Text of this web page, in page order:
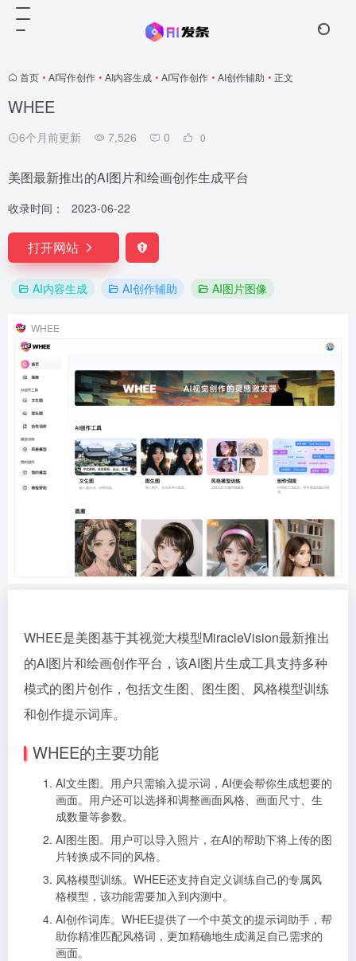
首页 • AI写作创作 • AI内容生成 • AI写作创作 • AI创作辅助 • 正文
WHEE
6个月前更新 7,526 0 0
美图最新推出的AI图片和绘画创作生成平台
收录时间： 2023-06-22
打开网站
AI内容生成 AI创作辅助 AI图片图像
WHEE
WHEE是美图基于其视觉大模型MiracleVision最新推出
的AI图片和绘画创作平台，该AI图片生成工具支持多种
模式的图片创作，包括文生图、图生图、风格模型训练
和创作提示词库。
WHEE的主要功能
AI文生图。用户只需输入提示词，AI便会帮你生成想要的
画面。用户还可以选择和调整画面风格、画面尺寸、生
成数量等参数。
AI图生图。用户可以导入照片，在AI的帮助下将上传的图
片转换成不同的风格。
风格模型训练。WHEE还支持自定义训练自己的专属风
格模型，该功能需要加入到内测中。
AI创作词库。WHEE提供了一个中英文的提示词助手，帮
助你精准匹配风格词，更加精确地生成满足自己需求的
画面。